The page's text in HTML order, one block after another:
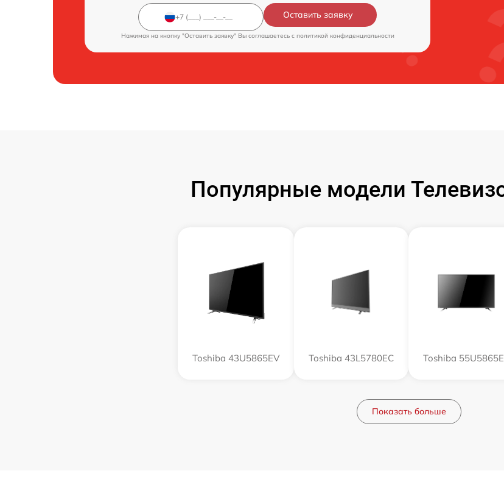
Оставить заявку
Нажимая на кнопку "Оставить заявку" Вы соглашаетесь c политикой конфиденциальности
Популярные модели
Toshiba 43U5865EV Toshiba 43L5780EC Toshiba
Показать больше